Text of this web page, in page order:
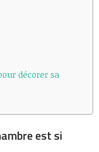
décorer sa
est si